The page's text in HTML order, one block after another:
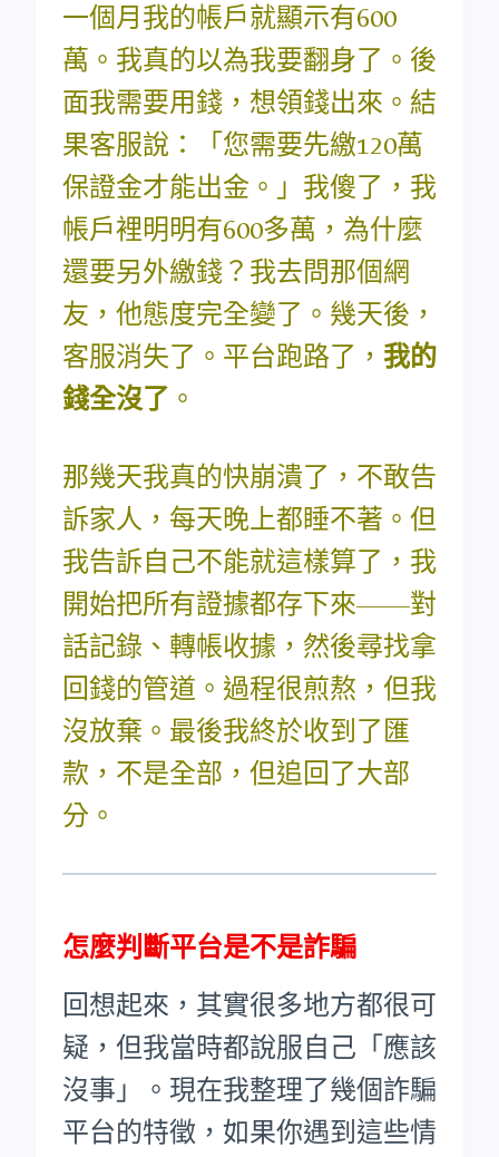
一個月我的帳戶就顯示有600
萬。我真的以為我要翻身了。後
面我需要用錢，想領錢出來。結
果客服說：「您需要先繳120萬
保證金才能出金。」我傻了，我
帳戶裡明明有600多萬，為什麼
還要另外繳錢？我去問那個網
友，他態度完全變了。幾天後，
客服消失了。平台跑路了， 我的
錢全沒了 。
那幾天我真的快崩潰了，不敢告
訴家人，每天晚上都睡不著。但
我告訴自己不能就這樣算了，我
開始把所有證據都存下來——對
話記錄、轉帳收據，然後尋找拿
回錢的管道。過程很煎熬，但我
沒放棄。最後我終於收到了匯
款，不是全部，但追回了大部
分。
怎麼判斷平台是不是詐騙
回想起來，其實很多地方都很可
疑，但我當時都說服自己「應該
沒事」。現在我整理了幾個詐騙
平台的特徵，如果你遇到這些情